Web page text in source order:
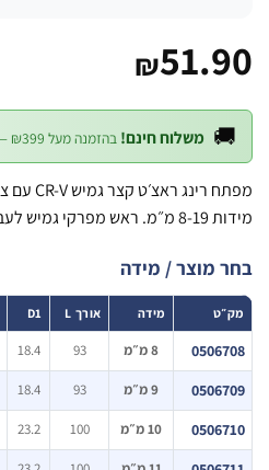
₪
משלוח חינם! בהזמנה מעל ₪399 — לכל חלקי הארץ
בזוויות.
מוצר / מידה
אורך L D1
D2
8 מ״מ 93
18.4
18.2
9 מ״מ 93
18.4
18.2
10 מ״מ 100
23.2
21.7